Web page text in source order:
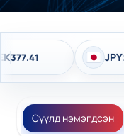
RUB
Сүүлд нэмэгдсэн